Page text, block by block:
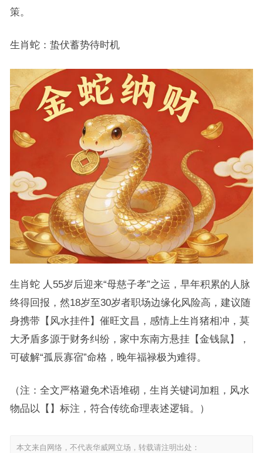
策。
生肖蛇：蛰伏蓄势待时机
生肖蛇 人55岁后迎来“母慈子孝”之运，早年积累的人脉
终得回报，然18岁至30岁者职场边缘化风险高，建议随
身携带【风水挂件】催旺文昌，感情上生肖猪相冲，莫
大矛盾多源于财务纠纷，家中东南方悬挂【金钱鼠】，
可破解“孤辰寡宿”命格，晚年福禄极为难得。
（注：全文严格避免术语堆砌，生肖关键词加粗，风水
物品以【】标注，符合传统命理表述逻辑。）
本文来自网络，不代表华威网立场，转载请注明出处：